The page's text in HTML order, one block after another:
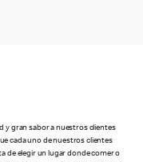
y gran sabor a nuestros clientes
cada uno de nuestros clientes
de elegir un lugar donde comer o